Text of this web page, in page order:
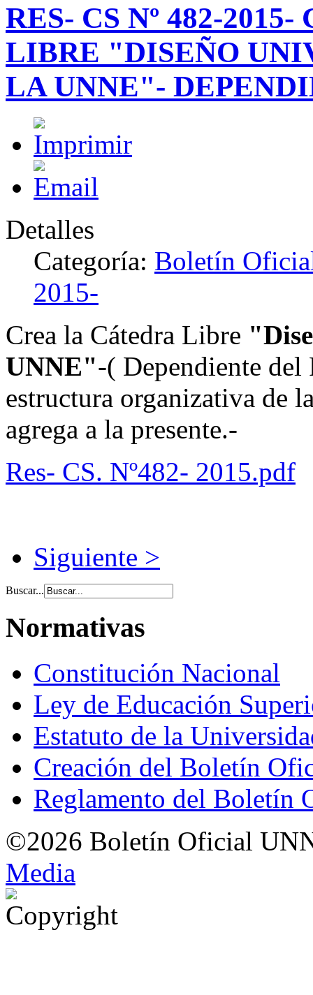
RES- CS Nº 482-
LIBRE "DISEÑO
LA UNNE"-
Detalles
Categoría: Boletín
2015-
Crea la Cátedra Libre
UNNE"-( Dependiente del
estructura organizativa de
agrega a la presente.-
Res- CS. Nº482- 2015.pdf
Siguiente >
Buscar...
Normativas
Constitución Nacional
Ley de Educación
Estatuto de la
Creación del Boletín
Reglamento del Boletín
©2026 Boletín Oficial
Media